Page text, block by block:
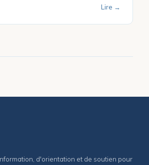
Lire →
d'orientation et de soutien pour